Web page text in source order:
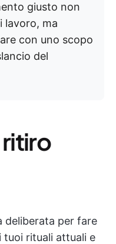
giusto non
lavoro, ma
con uno scopo
del
deliberata per fare
tuoi rituali attuali e